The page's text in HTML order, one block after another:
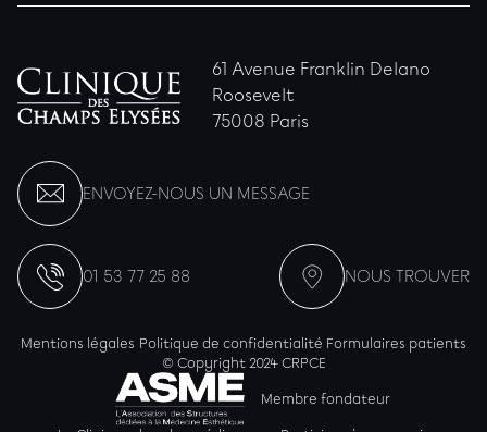
61 Avenue Franklin Delano
Roosevelt
75008 Paris
ENVOYEZ-NOUS UN MESSAGE
01 53 77 25 88 NOUS TROUVER
Mentions légales Politique de confidentialité Formulaires patients
© Copyright 2024 CRPCE
Membre fondateur